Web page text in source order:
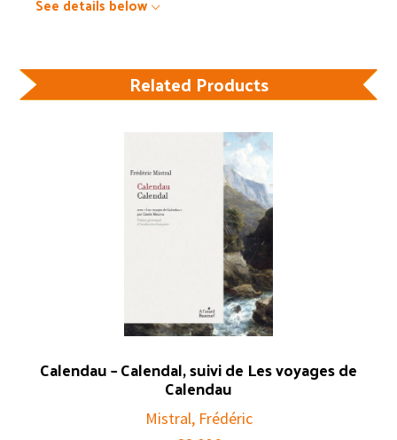
See details below
Related Products
Calendau – Calendal, suivi de Les voyages de
Calendau
Mistral, Frédéric